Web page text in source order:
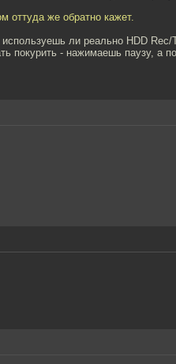
оттуда же обратно кажет.
ли реально HDD Rec/
покурить - нажимаешь паузу, а